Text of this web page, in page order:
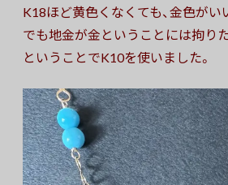
K18ほど黄色くなくても、金色がい
でも地金が金ということには拘りた
ということでK10を使いました。